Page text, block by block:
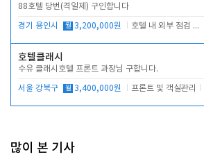
88호텔 당번(격일제) 구인합니다
경기 용인시 월 3,200,000원 호텔 내 외부 점검 및 프런트 운영
호텔클래시
수유 클래시호텔 프론트 과장님 구합니다.
서울 강북구 월 3,400,000원 프론트 및 객실관리
많이 본 기사